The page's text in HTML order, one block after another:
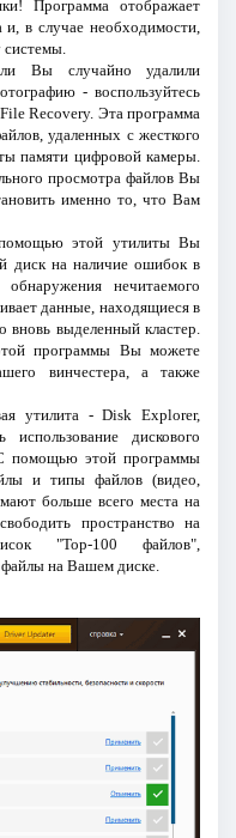
Программа отображает
и, в случае необходимости,
системы.
Вы случайно удалили
- воспользуйтесь
Recovery. Эта программа
удаленных с жесткого
памяти цифровой камеры.
просмотра файлов Вы
именно то, что Вам
этой утилиты Вы
диск на наличие ошибок в
нечитаемого
данные, находящиеся в
вновь выделенный кластер.
программы Вы можете
винчестера, а также
утилита - Disk Explorer,
дискового
помощью этой программы
и типы файлов (видео,
больше всего места на
пространство на
"Top-100 файлов",
на Вашем диске.